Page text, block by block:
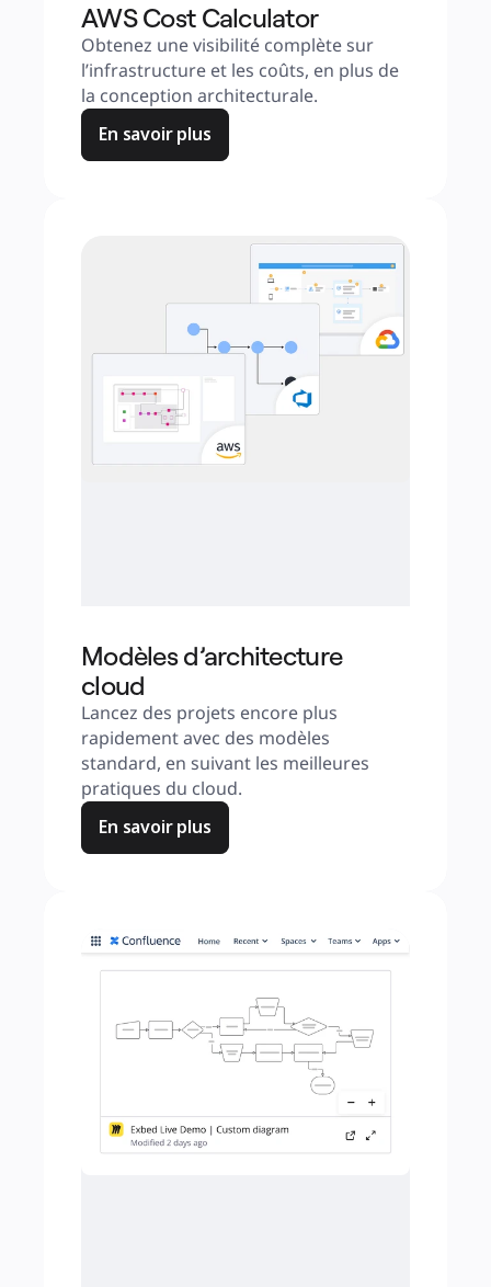
AWS Cost Calculator
Obtenez une visibilité complète sur
l’infrastructure et les coûts, en plus de
la conception architecturale.
En savoir plus
Modèles d’architecture
cloud
Lancez des projets encore plus
rapidement avec des modèles
standard, en suivant les meilleures
pratiques du cloud.
En savoir plus